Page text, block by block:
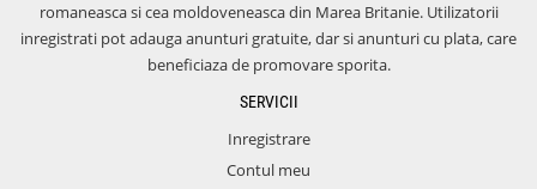
romaneasca si cea moldoveneasca din Marea Britanie. Utilizatorii
inregistrati pot adauga anunturi gratuite, dar si anunturi cu plata, care
beneficiaza de promovare sporita.
SERVICII
Inregistrare
Contul meu